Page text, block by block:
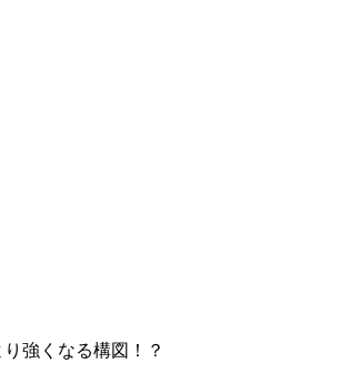
工事中
強くなる構図！？